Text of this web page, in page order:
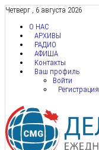
Четверг , 6 августа 2026
О НАС
АРХИВЫ
РАДИО
АФИША
Контакты
Ваш профиль
Войти
Регистрация